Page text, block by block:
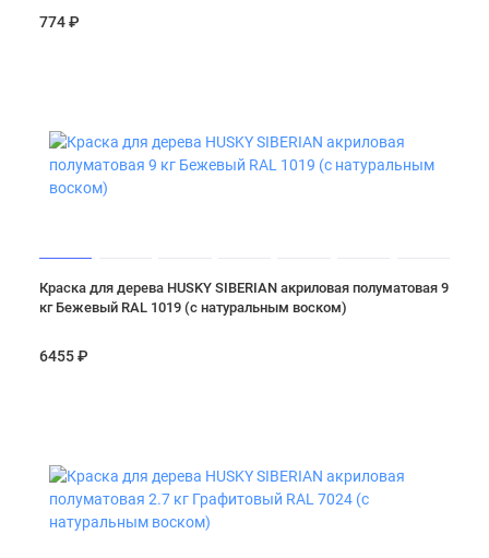
774 ₽
Краска для дерева HUSKY SIBERIAN акриловая полуматовая 9
кг Бежевый RAL 1019 (с натуральным воском)
6455 ₽